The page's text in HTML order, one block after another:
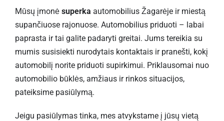
Mūsų įmonė superka automobilius Žagarėje ir miestą
supančiuose rajonuose. Automobilius priduoti – labai
paprasta ir tai galite padaryti greitai. Jums tereikia su
mumis susisiekti nurodytais kontaktais ir pranešti, kokį
automobilį norite priduoti supirkimui. Priklausomai nuo
automobilio būklės, amžiaus ir rinkos situacijos,
pateiksime pasiūlymą.
Jeigu pasiūlymas tinka, mes atvykstame į jūsų vietą